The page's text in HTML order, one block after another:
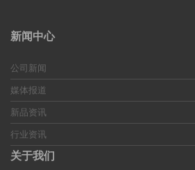
新闻中心
公司新闻
媒体报道
新品资讯
行业资讯
关于我们